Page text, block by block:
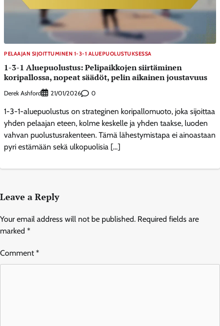
PELAAJAN SIJOITTUMINEN 1-3-1 ALUEPUOLUSTUKSESSA
1-3-1 Aluepuolustus: Pelipaikkojen siirtäminen
koripallossa, nopeat säädöt, pelin aikainen joustavuus
Derek Ashford 21/01/2026 0
1-3-1-aluepuolustus on strateginen koripallomuoto, joka sijoittaa
yhden pelaajan eteen, kolme keskelle ja yhden taakse, luoden
vahvan puolustusrakenteen. Tämä lähestymistapa ei ainoastaan
pyri estämään sekä ulkopuolisia […]
Leave a Reply
Your email address will not be published. Required fields are
marked *
Comment*